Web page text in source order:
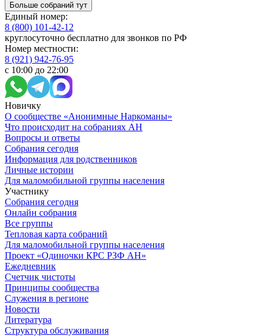
Больше собраний тут
Единый номер:
8 (800) 101-42-12
круглосуточно бесплатно для звонков по РФ
Номер местности:
8 (921) 942-76-95
с 10:00 до 22:00
Новичку
О сообществе «Анонимные Наркоманы»
Что происходит на собраниях АН
Вопросы и ответы
Собрания сегодня
Информация для родственников
Личные истории
Для маломобильной группы населения
Участнику
Собрания сегодня
Онлайн собрания
Все группы
Тепловая карта собраний
Для маломобильной группы населения
Проект «Одиночки КРС РЗФ АН»
Ежедневник
Счетчик чистоты
Принципы сообщества
Служения в регионе
Новости
Литература
Структура обслуживания